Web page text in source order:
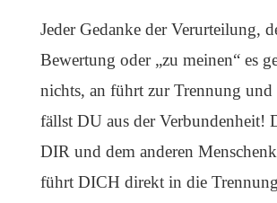
Jeder Gedanke der Verurteilung,
Bewertung oder „zu meinen“ es
nichts, an führt zur Trennung und
fällst DU aus der Verbundenheit!
DIR und dem anderen
führt DICH direkt in die